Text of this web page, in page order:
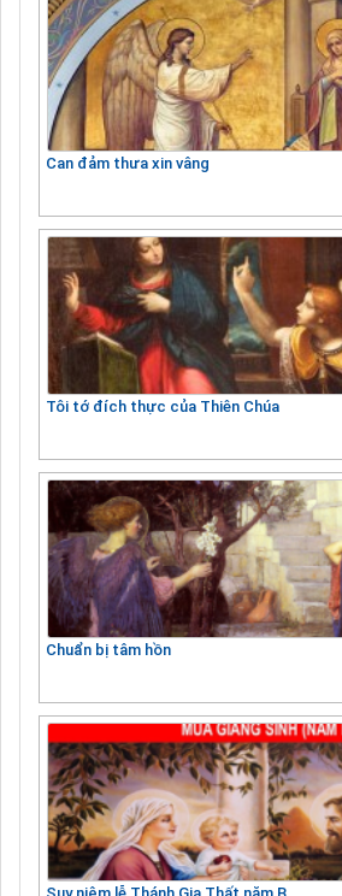
Can đảm thưa xin vâng
Tôi tớ đích thực của Thiên Chúa
Chuẩn bị tâm hồn
Suy niệm lễ Thánh Gia Thất năm B